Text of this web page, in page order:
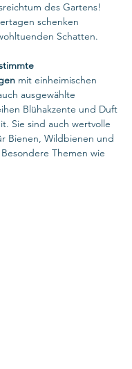
des Gartens!
schenken
Schatten.
mit einheimischen
ausgewählte
Blühakzente und Duft
Sie sind auch wertvolle
Bienen, Wildbienen und
Themen wie